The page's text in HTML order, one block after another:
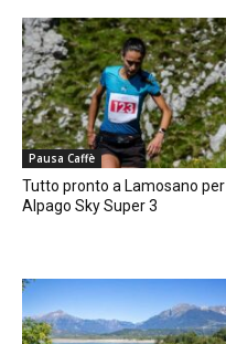
Pausa Caffè
Tutto pronto a Lamosano per
Alpago Sky Super 3